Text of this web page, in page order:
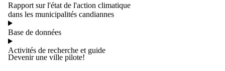
Rapport sur l'état de l'action climatique
dans les municipalités candiannes
Base de données
Activités de recherche et guide
Devenir une ville pilote!